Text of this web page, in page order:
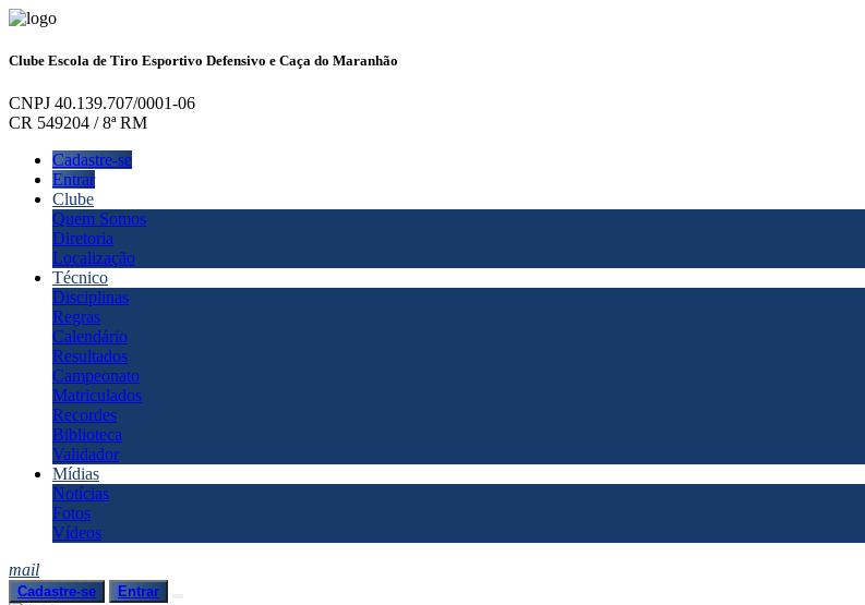
Clube Escola de Tiro Esportivo Defensivo e Caça do Maranhão
CNPJ 40.139.707/0001-06
CR 549204 / 8ª RM
Cadastre-se
Entrar
Clube
Quem Somos
Diretoria
Localização
Técnico
Disciplinas
Regras
Calendário
Resultados
Campeonato
Matriculados
Recordes
Biblioteca
Validador
Mídias
Notícias
Fotos
Vídeos
mail
Cadastre-se Entrar